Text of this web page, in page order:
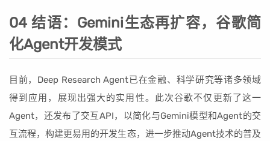
04 结语：Gemini生态再扩容，谷歌简
化Agent开发模式
目前，Deep Research Agent已在金融、科学研究等诸多领域
得到应用，展现出强大的实用性。此次谷歌不仅更新了这一
Agent，还发布了交互API，以简化与Gemini模型和Agent的交
互流程，构建更易用的开发生态，进一步推动Agent技术的普及